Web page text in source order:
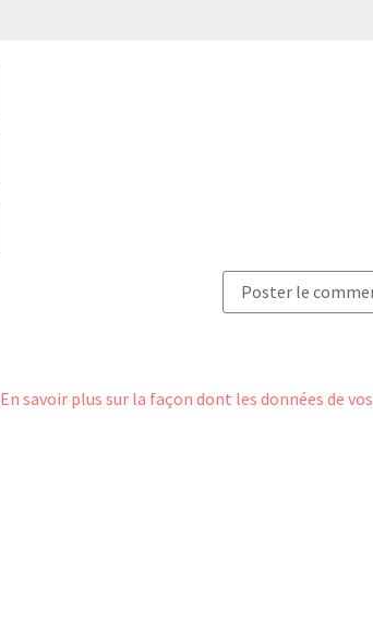
En savoir plus sur la façon dont les données de vos